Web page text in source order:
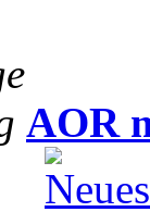
AOR